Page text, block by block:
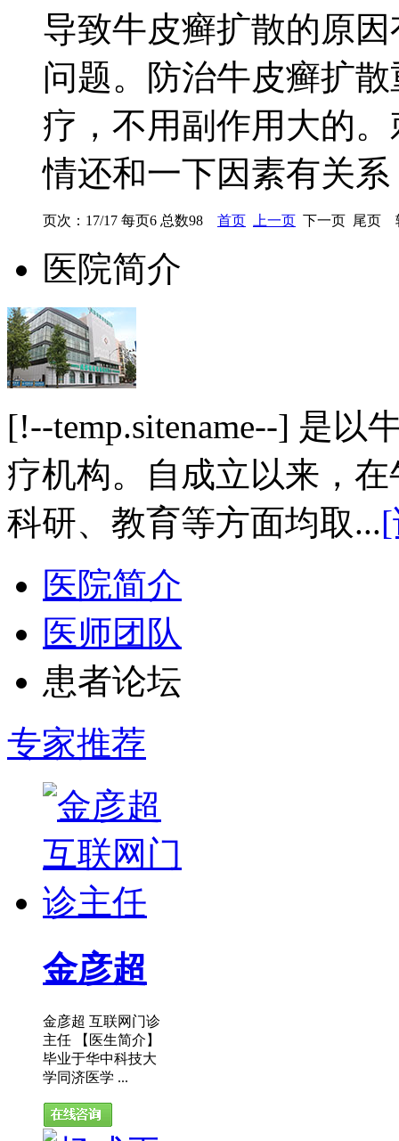
导致牛皮癣扩散的原
问题。防治牛皮癣扩
疗，不用副作用大的
情还和一下因素有关系
页次：17/17 每页6 总数98 首页 上一页 下一页 尾页
医院简介
[!--temp.sitename--] 是以
疗机构。自成立以来，
科研、教育等方面均取...
医院简介
医师团队
患者论坛
专家推荐
金彦超
金彦超 互联网门诊
主任 【医生简介】
毕业于华中科技大
学同济医学 ...